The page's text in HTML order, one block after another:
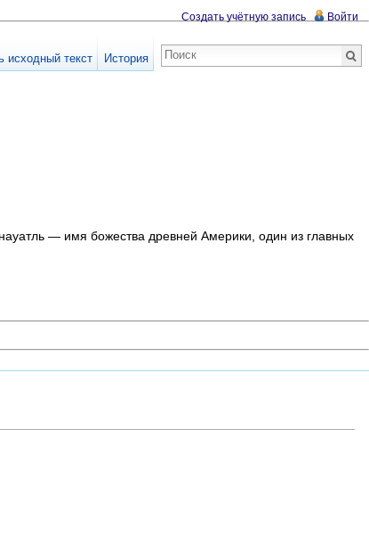
— имя божества древней Америки, один из главных
Создать учётную запись Войти
исходный текст История